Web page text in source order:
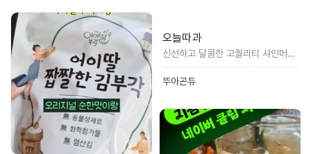
오늘따과
신선하고 달콤한 고퀄리티 샤인머스켓이었어요! 완전 찐추 ♡
뚜아곤듀